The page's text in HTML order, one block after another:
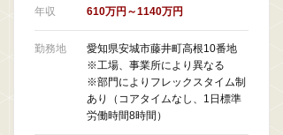
年収 610万円～1140万円
勤務地
愛知県安城市藤井町高根10番地
※工場、事業所により異なる
※部門によりフレックスタイム制
あり（コアタイムなし、1日標準
労働時間8時間）